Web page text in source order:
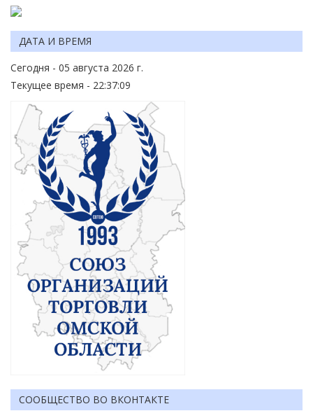
ДАТА И ВРЕМЯ
Сегодня - 05 августа 2026 г.
Текущее время - 22:37:09
СООБЩЕСТВО ВО ВКОНТАКТЕ